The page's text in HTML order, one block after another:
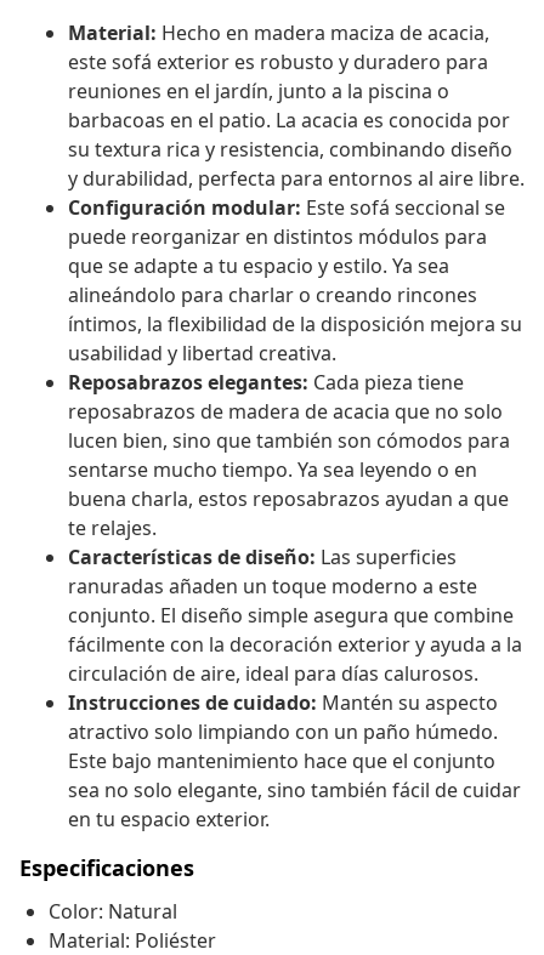
Material: Hecho en madera maciza de acacia,
este sofá exterior es robusto y duradero para
reuniones en el jardín, junto a la piscina o
barbacoas en el patio. La acacia es conocida por
su textura rica y resistencia, combinando diseño
y durabilidad, perfecta para entornos al aire libre.
Configuración modular: Este sofá seccional se
puede reorganizar en distintos módulos para
que se adapte a tu espacio y estilo. Ya sea
alineándolo para charlar o creando rincones
íntimos, la flexibilidad de la disposición mejora su
usabilidad y libertad creativa.
Reposabrazos elegantes: Cada pieza tiene
reposabrazos de madera de acacia que no solo
lucen bien, sino que también son cómodos para
sentarse mucho tiempo. Ya sea leyendo o en
buena charla, estos reposabrazos ayudan a que
te relajes.
Características de diseño: Las superficies
ranuradas añaden un toque moderno a este
conjunto. El diseño simple asegura que combine
fácilmente con la decoración exterior y ayuda a la
circulación de aire, ideal para días calurosos.
Instrucciones de cuidado: Mantén su aspecto
atractivo solo limpiando con un paño húmedo.
Este bajo mantenimiento hace que el conjunto
sea no solo elegante, sino también fácil de cuidar
en tu espacio exterior.
Especificaciones
Color: Natural
Material: Poliéster